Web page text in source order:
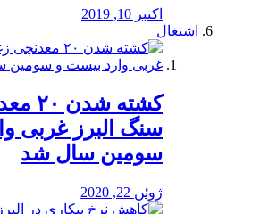
اکتبر 10, 2019
اشتغال
کشته
سنگ البرز غربی
سومین سال شد
ژوئن 22, 2020